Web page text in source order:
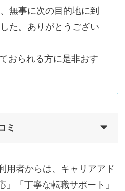
無事に次の目的地に到
た。ありがとうござい
おられる方に是非おす
ミ
用者からは、キャリアアド
「丁寧な転職サポート」